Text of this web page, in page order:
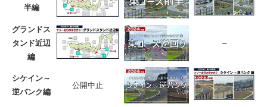
半編
グランドス
タンド近辺
編
–
シケイン～
逆バンク編
公開中止